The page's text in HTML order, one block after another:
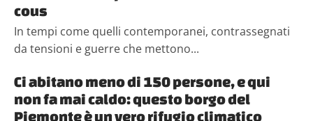
cous
In tempi come quelli contemporanei, contrassegnati
da tensioni e guerre che mettono...
Ci abitano meno di 150 persone, e qui
non fa mai caldo: questo borgo del
Piemonte è un vero rifugio climatico